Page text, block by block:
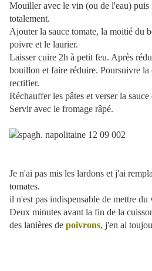
Mouiller avec le vin (ou de l'eau) puis
totalement.
Ajouter la sauce tomate, la moitié du
poivre et le laurier.
Laisser cuire 2h à petit feu. Après
bouillon et faire réduire. Poursuivre la
rectifier.
Réchauffer les pâtes et verser la sauce
Servir avec le fromage râpé.
Je n'ai pas mis les lardons et j'ai
tomates.
il n'est pas indispensable de mettre du
Deux minutes avant la fin de la
des lanières de poivrons, j'en ai